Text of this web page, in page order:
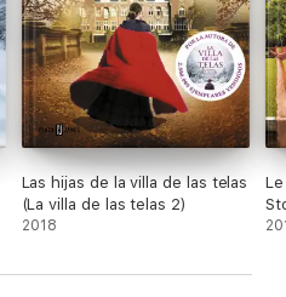
Las hijas de la villa de las telas
(La villa de las telas 2)
2018